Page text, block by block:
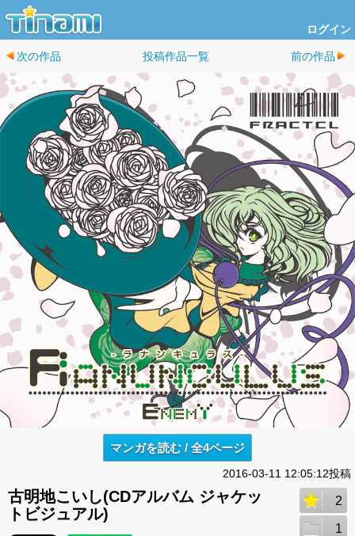
ログイン
次の作品 投稿作品一覧 前の作品
マンガを読む / 全4ページ
2016-03-11 12:05:12投稿
古明地こいし(CDアルバム ジャケッ
トビジュアル)
2
1